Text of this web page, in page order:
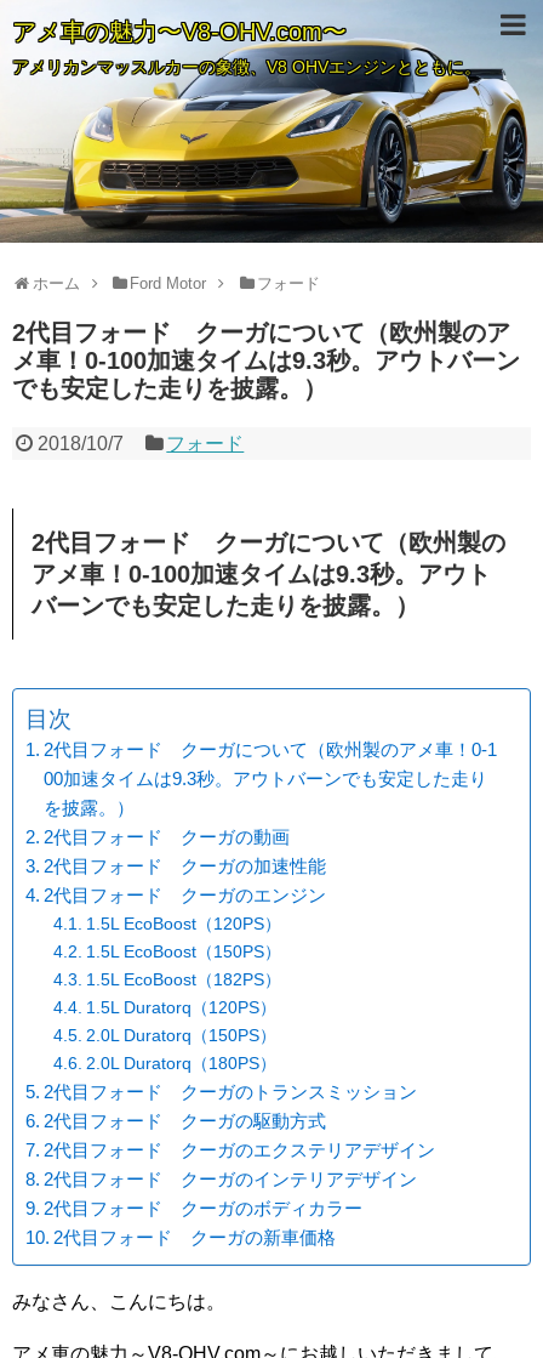
アメ車の魅力〜V8-OHV.com〜
アメリカンマッスルカーの象徴、V8 OHVエンジンとともに。
ホーム Ford Motor フォード
2代目フォード クーガについて（欧州製のア
メ車！0-100加速タイムは9.3秒。アウトバーン
でも安定した走りを披露。）
2018/10/7 フォード
2代目フォード クーガについて（欧州製の
アメ車！0-100加速タイムは9.3秒。アウト
バーンでも安定した走りを披露。）
目次
2代目フォード クーガについて（欧州製のアメ車！0-1
00加速タイムは9.3秒。アウトバーンでも安定した走り
を披露。）
2代目フォード クーガの動画
2代目フォード クーガの加速性能
2代目フォード クーガのエンジン
1.5L EcoBoost（120PS）
1.5L EcoBoost（150PS）
1.5L EcoBoost（182PS）
1.5L Duratorq（120PS）
2.0L Duratorq（150PS）
2.0L Duratorq（180PS）
2代目フォード クーガのトランスミッション
2代目フォード クーガの駆動方式
2代目フォード クーガのエクステリアデザイン
2代目フォード クーガのインテリアデザイン
2代目フォード クーガのボディカラー
2代目フォード クーガの新車価格
みなさん、こんにちは。
アメ車の魅力～V8-OHV.com～にお越しいただきまして、